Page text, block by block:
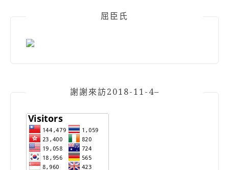
屈臣氏
謝謝來訪2018-11-4–